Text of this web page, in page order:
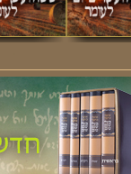
פרשת השבוע
מעגל השנה